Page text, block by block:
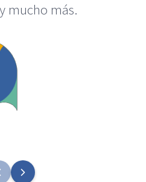
mucho más.​